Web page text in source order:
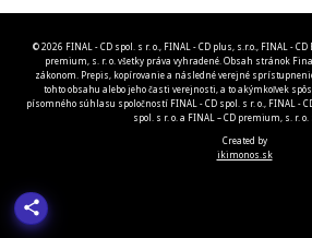
© 2026 FINAL - CD spol. s r. o., FINAL - CD plus, s.r.o., FINAL -
premium, s. r. o. všetky práva vyhradené. Obsah stránok
zákonom. Prepis, kopírovanie a následné verejné
tohto obsahu alebo jeho časti verejnosti, a to akýmkoľvek
písomného súhlasu spoločností FINAL - CD spol. s r. o., FINAL -
spol. s r. o. a FINAL – CD premium, s. r.
Created by
ikimonos.sk